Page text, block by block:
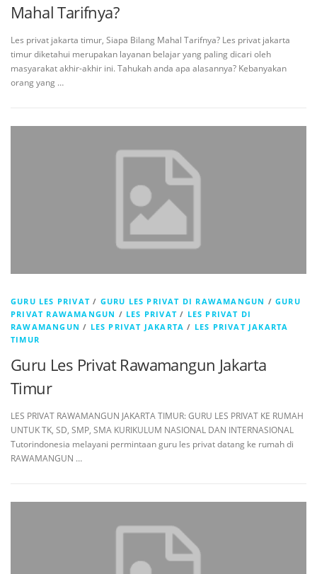
Mahal Tarifnya?
Les privat jakarta timur, Siapa Bilang Mahal Tarifnya? Les privat jakarta
timur diketahui merupakan layanan belajar yang paling dicari oleh
masyarakat akhir-akhir ini. Tahukah anda apa alasannya? Kebanyakan
orang yang …
GURU LES PRIVAT / GURU LES PRIVAT DI RAWAMANGUN /GURU
PRIVAT RAWAMANGUN / LES PRIVAT / LES PRIVAT DI
RAWAMANGUN / LES PRIVAT JAKARTA / LES PRIVAT JAKARTA
TIMUR
Guru Les Privat Rawamangun Jakarta
Timur
LES PRIVAT RAWAMANGUN JAKARTA TIMUR: GURU LES PRIVAT KE RUMAH
UNTUK TK, SD, SMP, SMA KURIKULUM NASIONAL DAN INTERNASIONAL
Tutorindonesia melayani permintaan guru les privat datang ke rumah di
RAWAMANGUN …